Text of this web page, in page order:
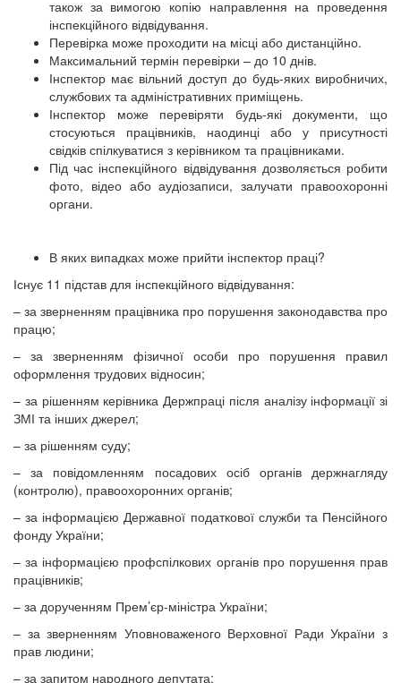
також за вимогою копію направлення на проведення
інспекційного відвідування.
Перевірка може проходити на місці або дистанційно.
Максимальний термін перевірки – до 10 днів.
Інспектор має вільний доступ до будь-яких виробничих,
службових та адміністративних приміщень.
Інспектор може перевіряти будь-які документи, що
стосуються працівників, наодинці або у присутності
свідків спілкуватися з керівником та працівниками.
Під час інспекційного відвідування дозволяється робити
фото, відео або аудіозаписи, залучати правоохоронні
органи.
В яких випадках може прийти інспектор праці?
Існує 11 підстав для інспекційного відвідування:
– за зверненням працівника про порушення законодавства про
працю;
– за зверненням фізичної особи про порушення правил
оформлення трудових відносин;
– за рішенням керівника Держпраці після аналізу інформації зі
ЗМІ та інших джерел;
– за рішенням суду;
– за повідомленням посадових осіб органів держнагляду
(контролю), правоохоронних органів;
– за інформацією Державної податкової служби та Пенсійного
фонду України;
– за інформацією профспілкових органів про порушення прав
працівників;
– за дорученням Прем’єр-міністра України;
– за зверненням Уповноваженого Верховної Ради України з
прав людини;
– за запитом народного депутата;